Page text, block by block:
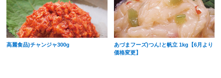
高麗食品)チャンジャ300g
あづまフーズ)つん!と帆立 1kg【6月より
価格変更】